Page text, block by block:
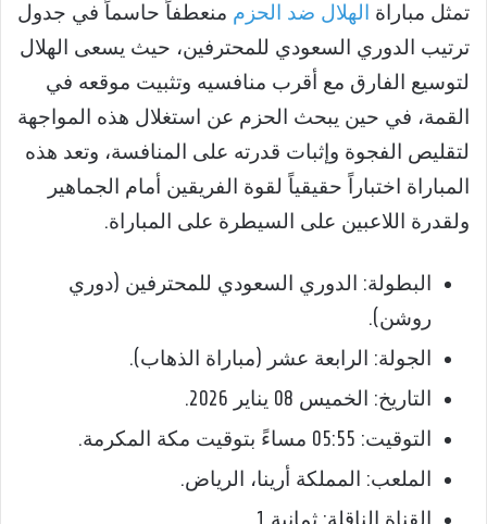
تمثل مباراة الهلال ضد الحزم منعطفاً حاسماً في جدول
ترتيب الدوري السعودي للمحترفين، حيث يسعى الهلال
لتوسيع الفارق مع أقرب منافسيه وتثبيت موقعه في
القمة، في حين يبحث الحزم عن استغلال هذه المواجهة
لتقليص الفجوة وإثبات قدرته على المنافسة، وتعد هذه
المباراة اختباراً حقيقياً لقوة الفريقين أمام الجماهير
ولقدرة اللاعبين على السيطرة على المباراة.
البطولة: الدوري السعودي للمحترفين (دوري
روشن).
الجولة: الرابعة عشر (مباراة الذهاب).
التاريخ: الخميس 08 يناير 2026.
التوقيت: 05:55 مساءً بتوقيت مكة المكرمة.
الملعب: المملكة أرينا، الرياض.